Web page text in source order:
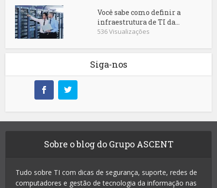
Você sabe como definir a
infraestrutura de TI da...
536 Visualizações
Siga-nos
Sobre o blog do Grupo ASCENT
Tudo sobre TI com dicas de segurança, suporte, redes de
computadores e gestão de tecnologia da informação nas